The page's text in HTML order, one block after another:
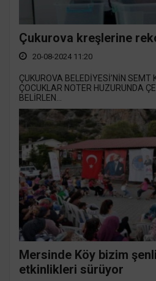
Çukurova kreşlerine
20-08-2024 11:20
ÇUKUROVA BELEDİYESİ’NİN SEMT
ÇOCUKLAR NOTER HUZURUNDA
BELİRLEN...
Mersinde Köy bizim
etkinlikleri sürüyor